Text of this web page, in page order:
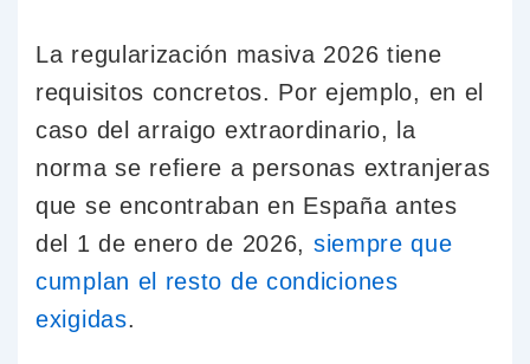
La regularización masiva 2026 tiene
requisitos concretos. Por ejemplo, en el
caso del arraigo extraordinario, la
norma se refiere a personas extranjeras
que se encontraban en España antes
del 1 de enero de 2026, siempre que
cumplan el resto de condiciones
exigidas.